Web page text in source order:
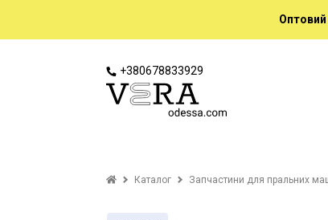
Оптовий
+380678833929
Каталог Запчастини для пральних